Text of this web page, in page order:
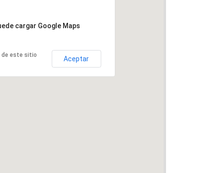
cargar Google Maps
de este sitio
Aceptar